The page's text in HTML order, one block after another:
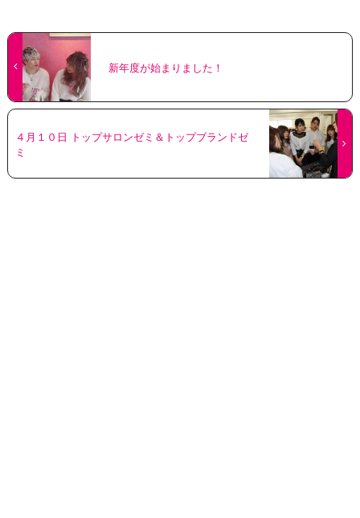
新年度が始まりました！
４月１０日 トップサロンゼミ＆トップブランドゼ
ミ